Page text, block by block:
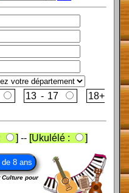
13 - 17 18+
] -- [Ukulélé : ]
pour